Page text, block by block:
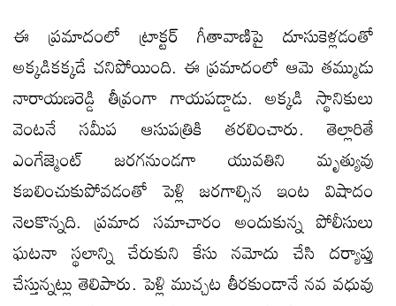
ఈ ప్రమాదంలో ట్రాక్టర్ గీతావాణిపై దూసుకెళ్లడంతో
అక్కడికక్కడే చనిపోయింది. ఈ ప్రమాదంలో ఆమె తమ్ముడు
నారాయణరెడ్డి తీవ్రంగా గాయపడ్డాడు. అక్కడి స్థానికులు
వెంటనే సమీప ఆసుపత్రికి తరలించారు. తెల్లారితే
ఎంగేజ్మెంట్ జరగనుండగా యువతిని మృత్యువు
కబలించుకుపోవడంతో పెళ్లి జరగాల్సిన ఇంట విషాదం
నెలకొన్నది. ప్రమాద సమాచారం అందుకున్న పోలీసులు
ఘటనా స్థలాన్ని చేరుకుని కేసు నమోదు చేసి దర్యాప్తు
చేస్తున్నట్లు తెలిపారు. పెళ్లి ముచ్చట తీరకుండానే నవ వధువు